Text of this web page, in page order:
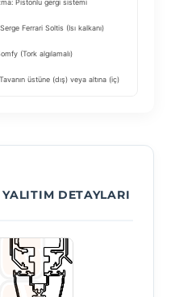
Ferrari Soltis (Isı kalkanı)
(Tork algılamalı)
üstüne (dış) veya altına (iç)
DETAYLARI